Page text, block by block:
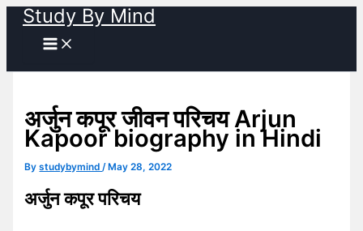
Skip
content
Study By Mind
अर्जुन कपूर जीवन परिचय Arjun
Kapoor biography in Hindi
Bystudybymind/ May 28, 2022
अर्जुन कपूर परिचय